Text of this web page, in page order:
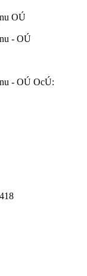
OÚ
- OÚ
- OÚ OcÚ: